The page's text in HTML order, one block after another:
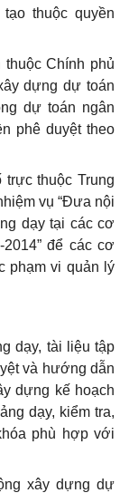
thuộc quyền
Chính phủ
dựng dự toán
dự toán ngân
phê duyệt theo
thuộc Trung
vụ “Đưa nội
dạy tại các cơ
để các cơ
phạm vi quản lý
dạy, tài liệu tập
và hướng dẫn
dựng kế hoạch
dạy, kiểm tra,
óa phù hợp với
xây dựng dự